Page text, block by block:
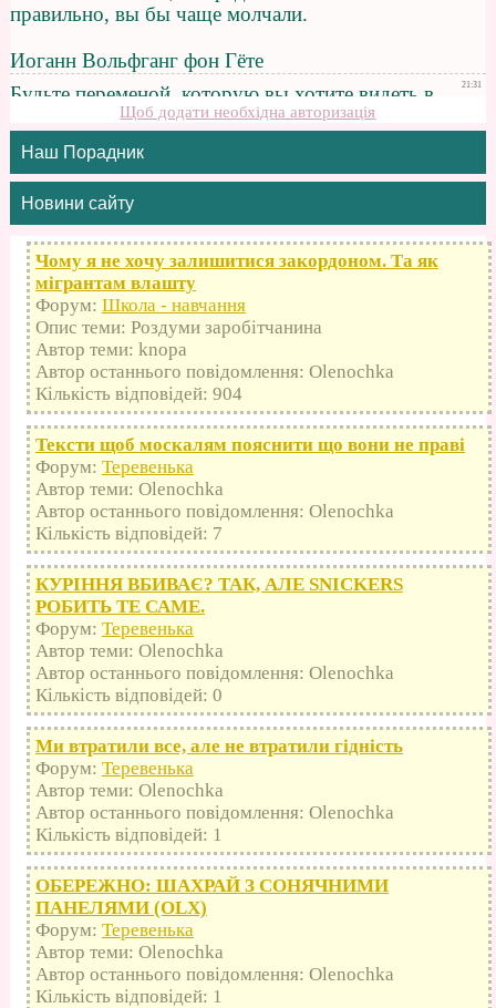
Щоб додати необхідна авторизація
Наш Порадник
Новини сайту
Чому я не хочу залишитися закордоном. Та як
мігрантам влашту
Форум: Школа - навчання
Опис теми: Роздуми заробітчанина
Автор теми: knopa
Автор останнього повідомлення: Olenochka
Кількість відповідей: 904
Тексти щоб москалям пояснити що вони не праві
Форум: Теревенька
Автор теми: Olenochka
Автор останнього повідомлення: Olenochka
Кількість відповідей: 7
КУРІННЯ ВБИВАЄ? ТАК, АЛЕ SNICKERS
РОБИТЬ ТЕ САМЕ.
Форум: Теревенька
Автор теми: Olenochka
Автор останнього повідомлення: Olenochka
Кількість відповідей: 0
Ми втратили все, але не втратили гідність
Форум: Теревенька
Автор теми: Olenochka
Автор останнього повідомлення: Olenochka
Кількість відповідей: 1
ОБЕРЕЖНО: ШАХРАЙ З СОНЯЧНИМИ
ПАНЕЛЯМИ (OLX)
Форум: Теревенька
Автор теми: Olenochka
Автор останнього повідомлення: Olenochka
Кількість відповідей: 1